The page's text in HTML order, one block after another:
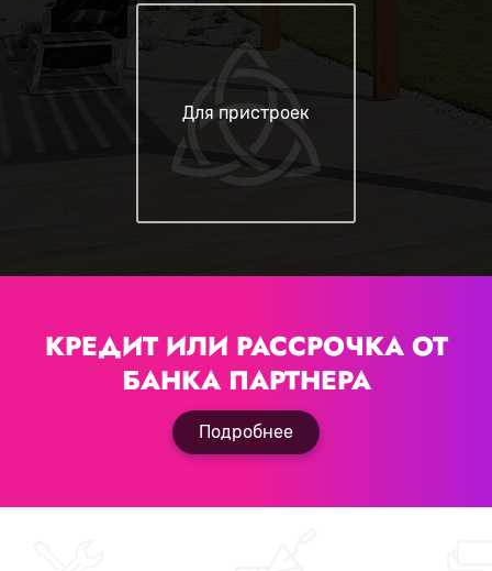
Для пристроек
КРЕДИТ ИЛИ РАССРОЧКА ОТ
БАНКА ПАРТНЕРА
Подробнее